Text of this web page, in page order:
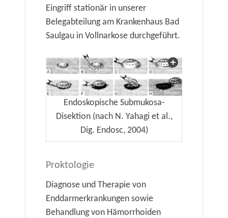
Eingriff stationär in unserer
Belegabteilung am Krankenhaus Bad
Saulgau in Vollnarkose durchgeführt.
Endoskopische Submukosa-
Disektion (nach N. Yahagi et al.,
Dig. Endosc, 2004)
Proktologie
Diagnose und Therapie von
Enddarmerkrankungen sowie
Behandlung von Hämorrhoiden